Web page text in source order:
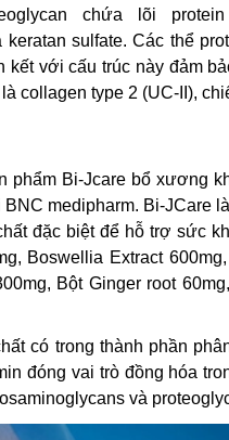
chứa lõi
sulfate. Các thể
với cấu trúc này đảm
collagen type 2 (UC-II),
phẩm Bi-Jcare bổ xương
medipharm. Bi-JCare
đặc biệt để hỗ trợ sức
Boswellia Extract 600mg,
Bột Ginger root
có trong thành phần
đóng vai trò đồng hóa
và